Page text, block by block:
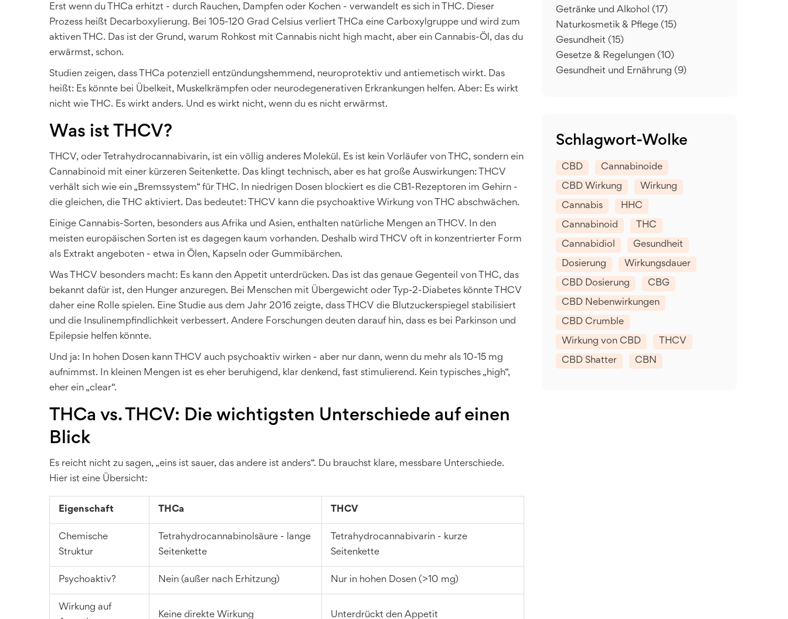
Erst wenn du THCa erhitzt - durch Rauchen, Dampfen oder Kochen - verwandelt es sich in THC. Dieser
Prozess heißt Decarboxylierung. Bei 105-120 Grad Celsius verliert THCa eine Carboxylgruppe und wird zum
aktiven THC. Das ist der Grund, warum Rohkost mit Cannabis nicht high macht, aber ein Cannabis-Öl, das du
erwärmst, schon.
Studien zeigen, dass THCa potenziell entzündungshemmend, neuroprotektiv und antiemetisch wirkt. Das
heißt: Es könnte bei Übelkeit, Muskelkrämpfen oder neurodegenerativen Erkrankungen helfen. Aber: Es wirkt
nicht wie THC. Es wirkt anders. Und es wirkt nicht, wenn du es nicht erwärmst.
Was ist THCV?
THCV, oder Tetrahydrocannabivarin, ist ein völlig anderes Molekül. Es ist kein Vorläufer von THC, sondern ein
Cannabinoid mit einer kürzeren Seitenkette. Das klingt technisch, aber es hat große Auswirkungen: THCV
verhält sich wie ein „Bremssystem“ für THC. In niedrigen Dosen blockiert es die CB1-Rezeptoren im Gehirn -
die gleichen, die THC aktiviert. Das bedeutet: THCV kann die psychoaktive Wirkung von THC abschwächen.
Einige Cannabis-Sorten, besonders aus Afrika und Asien, enthalten natürliche Mengen an THCV. In den
meisten europäischen Sorten ist es dagegen kaum vorhanden. Deshalb wird THCV oft in konzentrierter Form
als Extrakt angeboten - etwa in Ölen, Kapseln oder Gummibärchen.
Was THCV besonders macht: Es kann den Appetit unterdrücken. Das ist das genaue Gegenteil von THC, das
bekannt dafür ist, den Hunger anzuregen. Bei Menschen mit Übergewicht oder Typ-2-Diabetes könnte THCV
daher eine Rolle spielen. Eine Studie aus dem Jahr 2016 zeigte, dass THCV die Blutzuckerspiegel stabilisiert
und die Insulinempfindlichkeit verbessert. Andere Forschungen deuten darauf hin, dass es bei Parkinson und
Epilepsie helfen könnte.
Und ja: In hohen Dosen kann THCV auch psychoaktiv wirken - aber nur dann, wenn du mehr als 10-15 mg
aufnimmst. In kleinen Mengen ist es eher beruhigend, klar denkend, fast stimulierend. Kein typisches „high“,
eher ein „clear“.
THCa vs. THCV: Die wichtigsten Unterschiede auf einen
Blick
Es reicht nicht zu sagen, „eins ist sauer, das andere ist anders“. Du brauchst klare, messbare Unterschiede.
Hier ist eine Übersicht:
Eigenschaft THCa THCV
Chemische
Struktur
Tetrahydrocannabinolsäure - lange
Seitenkette
Tetrahydrocannabivarin - kurze
Seitenkette
Psychoaktiv? Nein (außer nach Erhitzung) Nur in hohen Dosen (>10 mg)
Wirkung auf
Keine direkte Wirkung Unterdrückt den Appetit
Getränke und Alkohol (17)
Naturkosmetik & Pflege (15)
Gesundheit (15)
Gesetze & Regelungen (10)
Gesundheit und Ernährung (9)
Schlagwort-Wolke
CBD Cannabinoide
CBD Wirkung Wirkung
Cannabis HHC
Cannabinoid THC
Cannabidiol Gesundheit
Dosierung Wirkungsdauer
CBD Dosierung CBG
CBD Nebenwirkungen
CBD Crumble
Wirkung von CBD THCV
CBD Shatter CBN